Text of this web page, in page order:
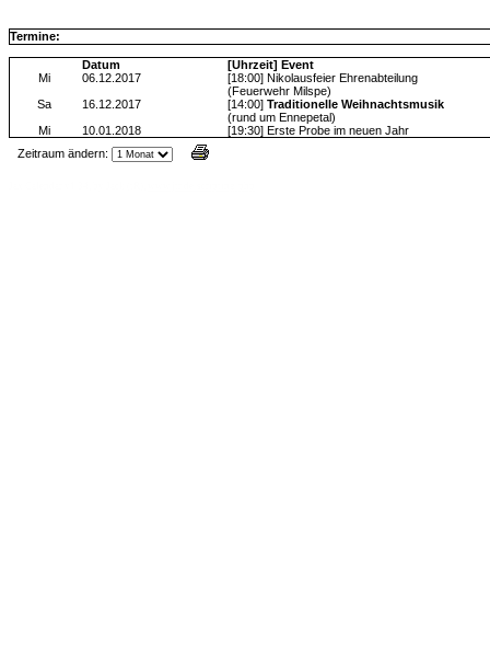
Termine:
Datum
[Uhrzeit] Event
Mi
06.12.2017
[18:00] Nikolausfeier Ehrenabteilung
(Feuerwehr Milspe)
Sa
16.12.2017 [14:00]Traditionelle Weihnachtsmusik
(rund um Ennepetal)
Mi
10.01.2018
[19:30] Erste Probe im neuen Jahr
Zeitraum ändern: